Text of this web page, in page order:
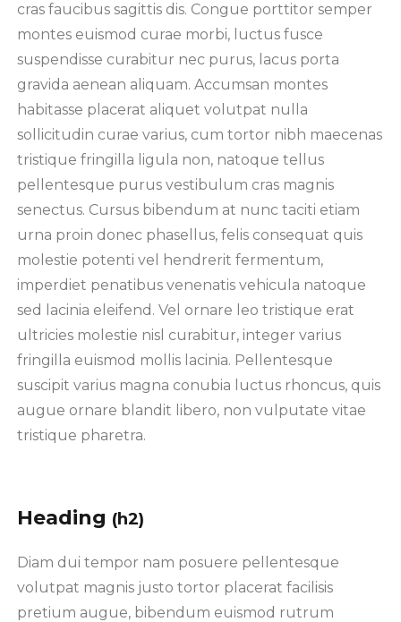
cras faucibus sagittis dis. Congue porttitor semper
montes euismod curae morbi, luctus fusce
suspendisse curabitur nec purus, lacus porta
gravida aenean aliquam. Accumsan montes
habitasse placerat aliquet volutpat nulla
sollicitudin curae varius, cum tortor nibh maecenas
tristique fringilla ligula non, natoque tellus
pellentesque purus vestibulum cras magnis
senectus. Cursus bibendum at nunc taciti etiam
urna proin donec phasellus, felis consequat quis
molestie potenti vel hendrerit fermentum,
imperdiet penatibus venenatis vehicula natoque
sed lacinia eleifend. Vel ornare leo tristique erat
ultricies molestie nisl curabitur, integer varius
fringilla euismod mollis lacinia. Pellentesque
suscipit varius magna conubia luctus rhoncus, quis
augue ornare blandit libero, non vulputate vitae
tristique pharetra.
Heading (h2)
Diam dui tempor nam posuere pellentesque
volutpat magnis justo tortor placerat facilisis
pretium augue, bibendum euismod rutrum